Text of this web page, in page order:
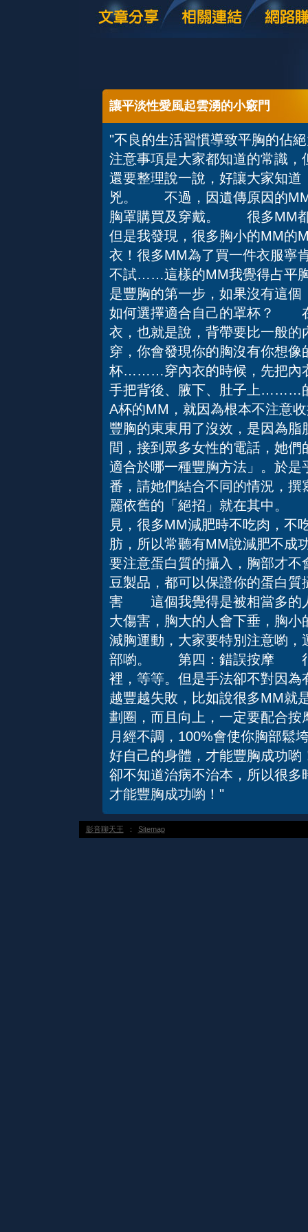
讓平淡性愛風起雲湧的小竅門
"不良的生活習慣導致平胸的佔
注意事項是大家都知道的常識
還要整理說一說，好讓大家知
兇。 不過，因遺傳原因的
胸罩購買及穿戴。 很多MM都
但是我發現，很多胸小的MM的
衣！很多MM為了買一件衣服寧
不試……這樣的MM我覺得占平
是豐胸的第一步，如果沒有這
如何選擇適合自己的罩杯？
衣，也就是說，背帶要比一般
穿，你會發現你的胸沒有你想
杯………穿內衣的時候，先把內
手把背後、腋下、肚子上
A杯的MM，就因為根本不注意
豐胸的東東用了沒效，是因為
間，接到眾多女性的電話，她
適合於哪一種豐胸方法」。於
番，請她們結合不同的情況，
麗依舊的「絕招」就在其中
見，很多MM減肥時不吃肉，不
肪，所以常聽有MM說減肥不成
要注意蛋白質的攝入，胸部才
豆製品，都可以保證你的蛋白
害 這個我覺得是被相當多的
大傷害，胸大的人會下垂，胸
減胸運動，大家要特別注意喲
部喲。 第四：錯誤按摩 很
裡，等等。但是手法卻不對因
越豐越失敗，比如說很多MM就
劃圈，而且向上，一定要配
月經不調，100%會使你胸部鬆
好自己的身體，才能豐胸成功
卻不知道治病不治本，所以很
才能豐胸成功喲！"
影音聊天王 ： Sitemap